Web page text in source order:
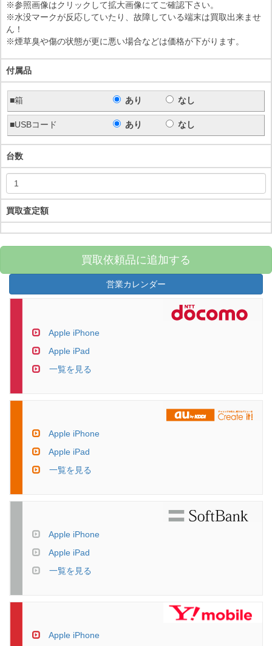
※参照画像はクリックして拡大画像にてご確認下さい。
※水没マークが反応していたり、故障している端末は買取出来ませ
ん！
※煙草臭や傷の状態が更に悪い場合などは価格が下がります。
付属品
■箱 あり なし
■USBコード あり なし
台数
買取査定額
買取依頼品に追加する
営業カレンダー
Apple iPhone
Apple iPad
一覧を見る
Apple iPhone
Apple iPad
一覧を見る
Apple iPhone
Apple iPad
一覧を見る
Apple iPhone